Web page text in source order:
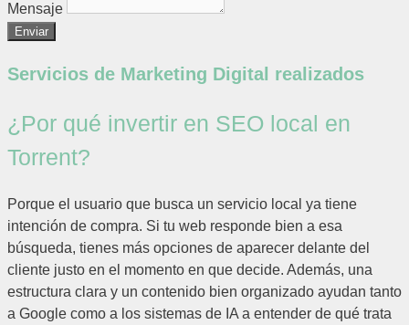
Mensaje
Enviar
Servicios de Marketing Digital realizados
¿Por qué invertir en SEO local en
Torrent?
Porque el usuario que busca un servicio local ya tiene
intención de compra. Si tu web responde bien a esa
búsqueda, tienes más opciones de aparecer delante del
cliente justo en el momento en que decide. Además, una
estructura clara y un contenido bien organizado ayudan tanto
a Google como a los sistemas de IA a entender de qué trata